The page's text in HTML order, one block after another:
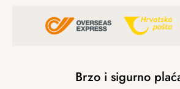
Brzo i sigurno